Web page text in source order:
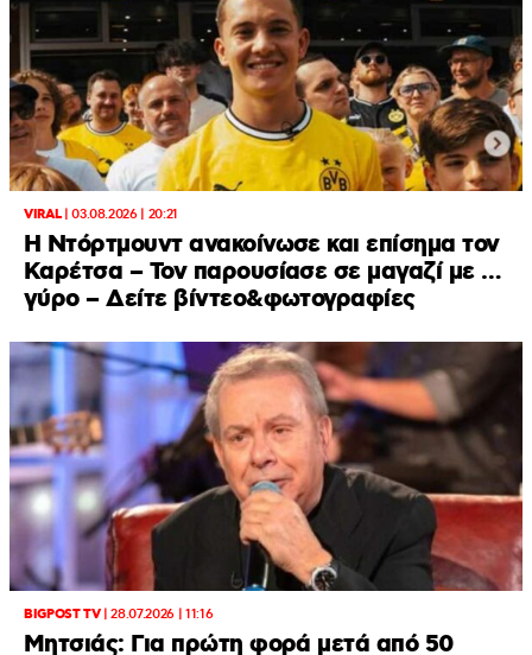
VIRAL|03.08.2026 | 20:21
Η Ντόρτμουντ ανακοίνωσε και επίσημα τον
Καρέτσα – Τον παρουσίασε σε μαγαζί με …
γύρο – Δείτε βίντεο&φωτογραφίες
BIGPOST TV|28.07.2026 | 11:16
Μητσιάς: Για πρώτη φορά μετά από 50